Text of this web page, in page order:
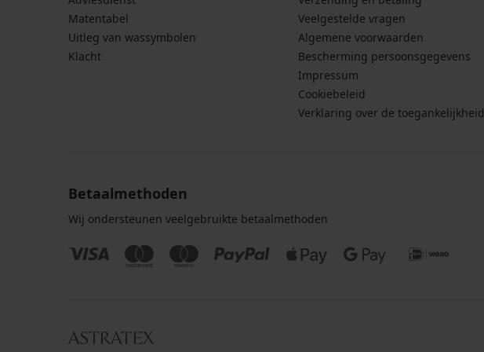
Matentabel
Uitleg van wassymbolen
Klacht
Veelgestelde vragen
Algemene voorwaarden
Bescherming persoonsgegevens
Impressum
Cookiebeleid
Verklaring over de toegankelijkheid
Betaalmethoden
Wij ondersteunen veelgebruikte betaalmethoden